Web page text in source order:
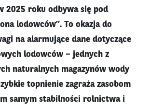
2025 roku odbywa się pod
lodowców”. To okazja do
na alarmujące dane dotyczące
lodowców – jednych z
naturalnych magazynów wody
topnienie zagraża zasobom
samym stabilności rolnictwa i